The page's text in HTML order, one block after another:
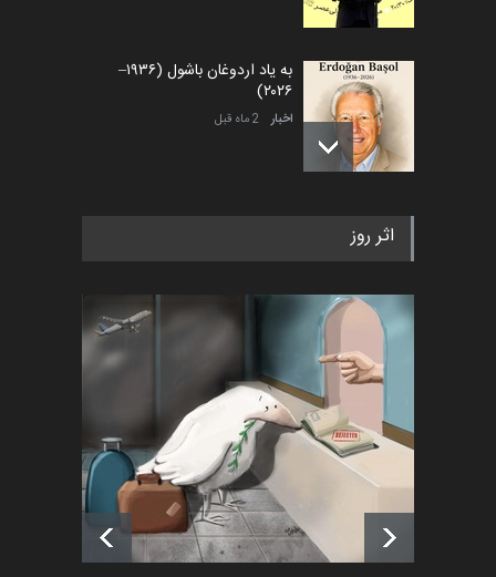
به یاد اردوغان باشول (۱۹۳۶–
۲۰۲۶)
اخبار 2 ماه قبل
رویداد کارگاهی کارتون و پوستر
اخبار 6 ماه قبل
فراخوان رویداد کارگاهی کارتون و
پوستر "ایران سربل…
اخبار 6 ماه قبل
لیست شرکت کنندگان یازدهمین
جشنواره بین‌المللی کا…
اخبار یک روز قبل
اثر روز